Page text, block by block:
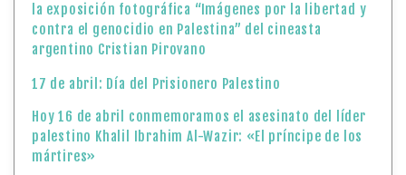
la exposición fotográfica “Imágenes por la libertad y
contra el genocidio en Palestina” del cineasta
argentino Cristian Pirovano
17 de abril: Día del Prisionero Palestino
Hoy 16 de abril conmemoramos el asesinato del líder
palestino Khalil Ibrahim Al-Wazir: «El príncipe de los
mártires»